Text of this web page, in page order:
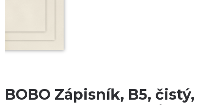
BOBO Zápisník, B5, čistý,